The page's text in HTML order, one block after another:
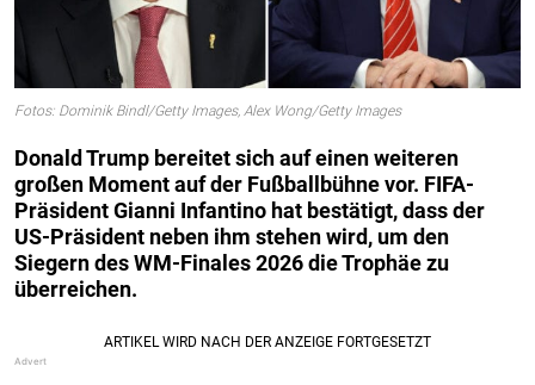
Fotos: Dominik Bindl/Getty Images, Alex Wong/Getty Images
Donald Trump bereitet sich auf einen weiteren
großen Moment auf der Fußballbühne vor. FIFA-
Präsident Gianni Infantino hat bestätigt, dass der
US-Präsident neben ihm stehen wird, um den
Siegern des WM-Finales 2026 die Trophäe zu
überreichen.